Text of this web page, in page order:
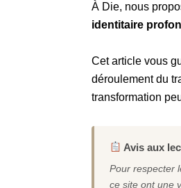
À Die, nous
identitaire
Cet article vous
déroulement du
transformation
Avis aux
Pour respecter
ce site ont une